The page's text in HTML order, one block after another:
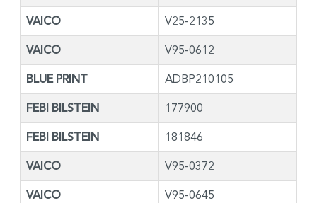
VAICO V25-2135
VAICO V95-0612
BLUE PRINT ADBP210105
FEBI BILSTEIN 177900
FEBI BILSTEIN 181846
VAICO V95-0372
VAICO V95-0645